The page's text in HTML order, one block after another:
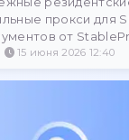
на
аккаунтов и
почему
от
дешевых IP-
22 июня